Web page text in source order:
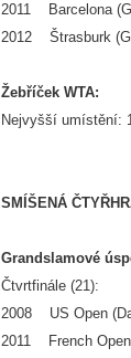
2011 Barcelona
2012 Štrasburk
Žebříček WTA:
Nejvyšší umístění:
SMÍŠENÁ
Grandslamové
Čtvrtfinále (21):
2008 US Open
2011 French